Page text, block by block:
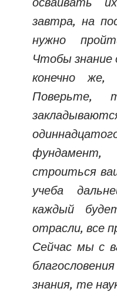
завтра, на
нужно
Чтобы знание
конечно же,
Поверьте,
строиться
учеба
каждый
отрасли, все
Сейчас мы с
знания, те